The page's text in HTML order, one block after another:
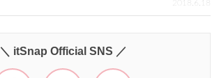
2018.6.18
＼ itSnap Official SNS ／